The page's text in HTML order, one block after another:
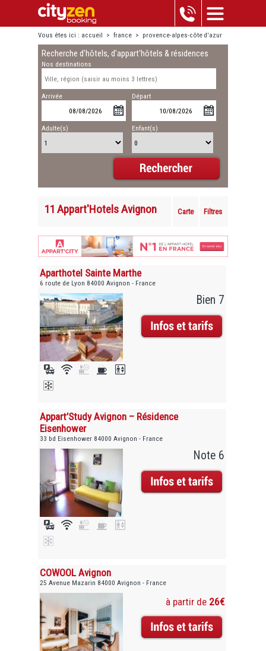
Vous êtes ici : accueil > france > provence-alpes-côte d'azur
>avignon
Recherche d'hôtels, d'appart'hôtels & résidences
Nos destinations
Arrivée Départ
Adulte(s) Enfant(s)
11 Appart'Hotels Avignon Carte Filtres
Aparthotel Sainte Marthe
6 route de Lyon 84000 Avignon - France
Bien 7
Appart’Study Avignon – Résidence
Eisenhower
33 bd Eisenhower 84000 Avignon - France
Note 6
COWOOL Avignon
25 Avenue Mazarin 84000 Avignon - France
à partir de 26€